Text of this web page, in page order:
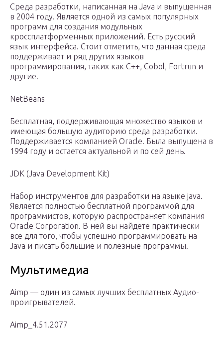
Среда разработки, написанная на Java и выпущенная
в 2004 году. Является одной из самых популярных
программ для создания модульных
кроссплатформенных приложений. Есть русский
язык интерфейса. Стоит отметить, что данная среда
поддерживает и ряд других языков
программирования, таких как C++, Cobol, Fortrun и
другие.
NetBeans
Бесплатная, поддерживающая множество языков и
имеющая большую аудиторию среда разработки.
Поддерживается компанией Oracle. Была выпущена в
1994 году и остается актуальной и по сей день.
JDK (Java Development Kit)
Набор инструментов для разработки на языке java.
Является полностью бесплатной программой для
программистов, которую распространяет компания
Oracle Corporation. В ней вы найдете практически
все для того, чтобы успешно программировать на
Java и писать большие и полезные программы.
Мультимедиа
Aimp — один из самых лучших бесплатных Аудио-
проигрывателей.
Aimp_4.51.2077